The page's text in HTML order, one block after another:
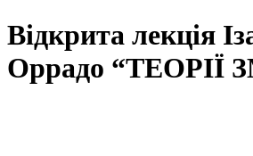
Відкрита лекція
Оррадо “ТЕОРІЇ